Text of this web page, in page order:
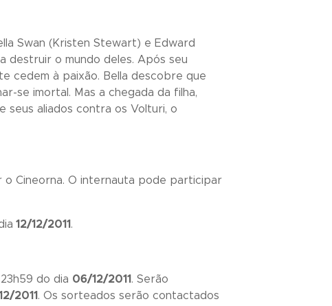
Swan (Kristen Stewart) e Edward
destruir o mundo deles. Após seu
cedem à paixão. Bella descobre que
se imortal. Mas a chegada da filha,
seus aliados contra os Volturi, o
Cineorna. O internauta pode participar
12/12/2011 .
do dia 06/12/2011 . Serão
2011 . Os sorteados serão contactados